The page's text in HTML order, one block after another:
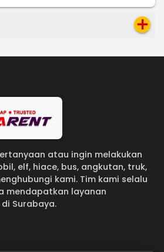
add
atau ingin melakukan
elf, hiace, bus, angkutan, truk,
kami. Tim kami selalu
mendapatkan layanan
Surabaya.